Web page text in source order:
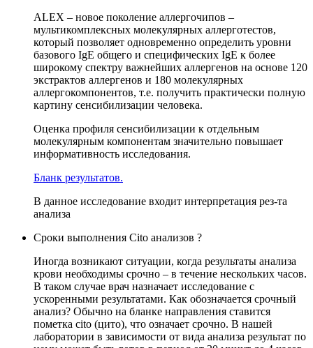
ALEX – новое поколение аллергочипов –
мультикомплексных молекулярных аллерготестов,
который позволяет одновременно определить уровни
базового IgE общего и специфических IgE к более
широкому спектру важнейших аллергенов на основе 120
экстрактов аллергенов и 180 молекулярных
аллергокомпонентов, т.е. получить практически полную
картину сенсибилизации человека.
Оценка профиля сенсибилизации к отдельным
молекулярным компонентам значительно повышает
информативность исследования.
Бланк результатов.
В данное исследование входит интерпретация рез-та
анализа
Сроки выполнения Cito анализов ?
Иногда возникают ситуации, когда результаты анализа
крови необходимы срочно – в течение нескольких часов.
В таком случае врач назначает исследование с
ускоренными результатами. Как обозначается срочный
анализ? Обычно на бланке направления ставится
пометка cito (цито), что означает срочно. В нашей
лаборатории в зависимости от вида анализа результат по